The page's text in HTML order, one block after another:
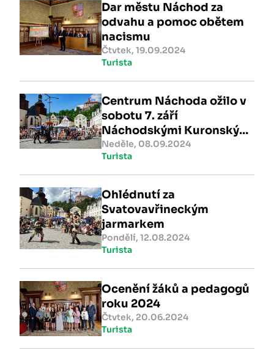
Dar městu Náchod za
odvahu a pomoc obětem
nacismu
Čtvtek, 19.09.2024
Turista
Centrum Náchoda ožilo v
sobotu 7. září
Náchodskými Kuronskými
slavnostmi
Neděle, 08.09.2024
Turista
Ohlédnutí za
Svatovavřineckým
jarmarkem
Pondělí, 12.08.2024
Turista
Ocenění žáků a pedagogů
roku 2024
Čtvtek, 20.06.2024
Turista